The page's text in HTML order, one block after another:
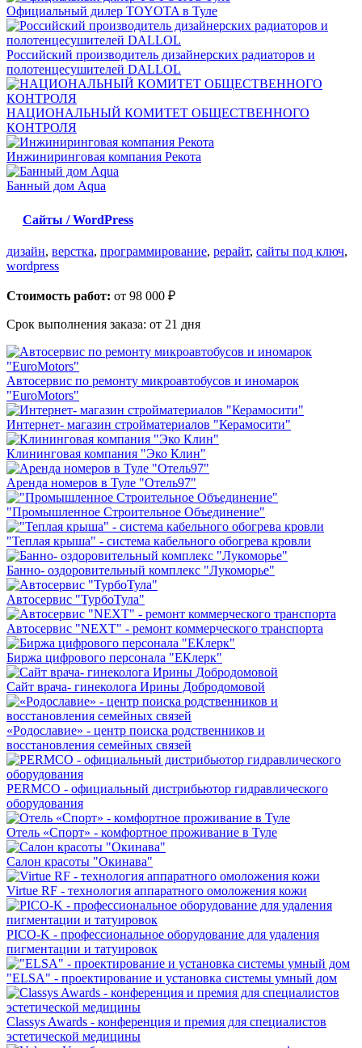
Официальный дилер TOYOTA в Туле
Российский производитель дизайнерских радиаторов и
полотенцесушителей DALLOL
НАЦИОНАЛЬНЫЙ КОМИТЕТ ОБЩЕСТВЕННОГО
КОНТРОЛЯ
Инжиниринговая компания Рекота
Банный дом Aqua
Сайты / WordPress
дизайн, верстка, программирование, рерайт, сайты под ключ,
wordpress
Стоимость работ: от 98 000 ₽
Срок выполнения заказа: от 21 дня
Автосервис по ремонту микроавтобусов и иномарок
"EuroMotors"
Интернет- магазин стройматериалов "Керамосити"
Клининговая компания "Эко Клин"
Аренда номеров в Туле "Отель97"
"Промышленное Строительное Объединение"
"Теплая крыша" - система кабельного обогрева кровли
Банно- оздоровительный комплекс "Лукоморье"
Автосервис "ТурбоТула"
Автосервис "NEXT" - ремонт коммерческого транспорта
Биржа цифрового персонала "ЕКлерк"
Сайт врача- гинеколога Ирины Добродомовой
«Родославие» - центр поиска родственников и
восстановления семейных связей
PERMCO - официальный дистрибьютор гидравлического
оборудования
Отель «Спорт» - комфортное проживание в Туле
Салон красоты "Окинава"
Virtue RF - технология аппаратного омоложения кожи
PICO-K - профессиональное оборудование для удаления
пигментации и татуировок
"ELSA" - проектирование и установка системы умный дом
Classys Awards - конференция и премия для специалистов
эстетической медицины